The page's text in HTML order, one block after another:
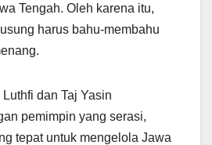
Tengah. Oleh karena itu,
harus bahu-membahu
dan Taj Yasin
pemimpin yang serasi,
tepat untuk mengelola Jawa